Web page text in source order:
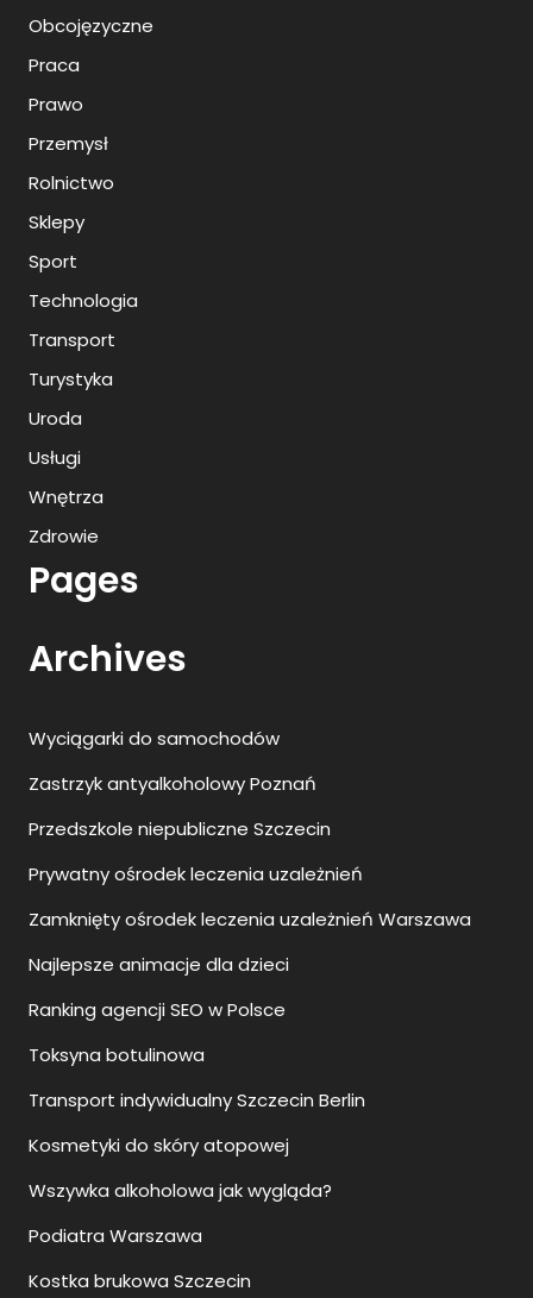
Obcojęzyczne
Praca
Prawo
Przemysł
Rolnictwo
Sklepy
Sport
Technologia
Transport
Turystyka
Uroda
Usługi
Wnętrza
Zdrowie
Pages
Archives
Wyciągarki do samochodów
Zastrzyk antyalkoholowy Poznań
Przedszkole niepubliczne Szczecin
Prywatny ośrodek leczenia uzależnień
Zamknięty ośrodek leczenia uzależnień Warszawa
Najlepsze animacje dla dzieci
Ranking agencji SEO w Polsce
Toksyna botulinowa
Transport indywidualny Szczecin Berlin
Kosmetyki do skóry atopowej
Wszywka alkoholowa jak wygląda?
Podiatra Warszawa
Kostka brukowa Szczecin